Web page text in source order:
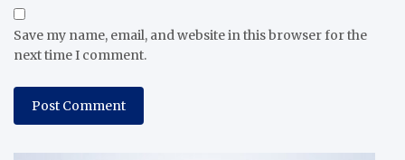
Save my name, email, and website in this browser for the
next time I comment.